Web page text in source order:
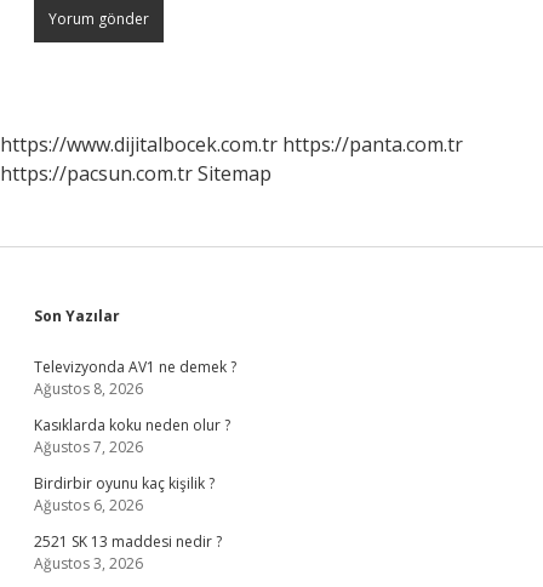
https://www.dijitalbocek.com.tr https://panta.com.tr
https://pacsun.com.trSitemap
Sidebar
Son Yazılar
Televizyonda AV1 ne demek ?
Ağustos 8, 2026
Kasıklarda koku neden olur ?
Ağustos 7, 2026
Birdirbir oyunu kaç kişilik ?
Ağustos 6, 2026
2521 SK 13 maddesi nedir ?
Ağustos 3, 2026